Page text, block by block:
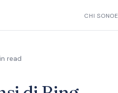
CHI SONO
read